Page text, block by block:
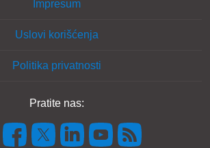
Impresum
Uslovi korišćenja
Politika privatnosti
Pratite nas: